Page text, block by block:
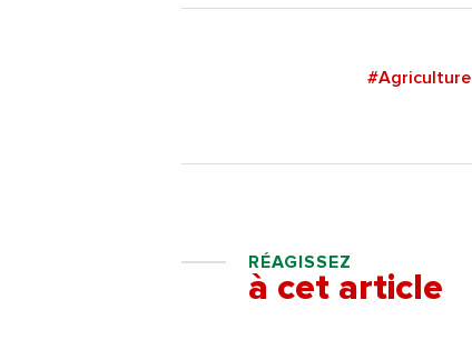
#Agriculture
RÉAGISSEZ
à cet article